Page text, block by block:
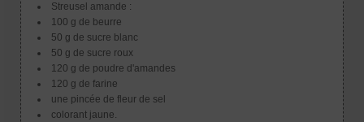
Streusel amande :
100 g de beurre
50 g de sucre blanc
50 g de sucre roux
120 g de poudre d'amandes
120 g de farine
une pincée de fleur de sel
colorant jaune.